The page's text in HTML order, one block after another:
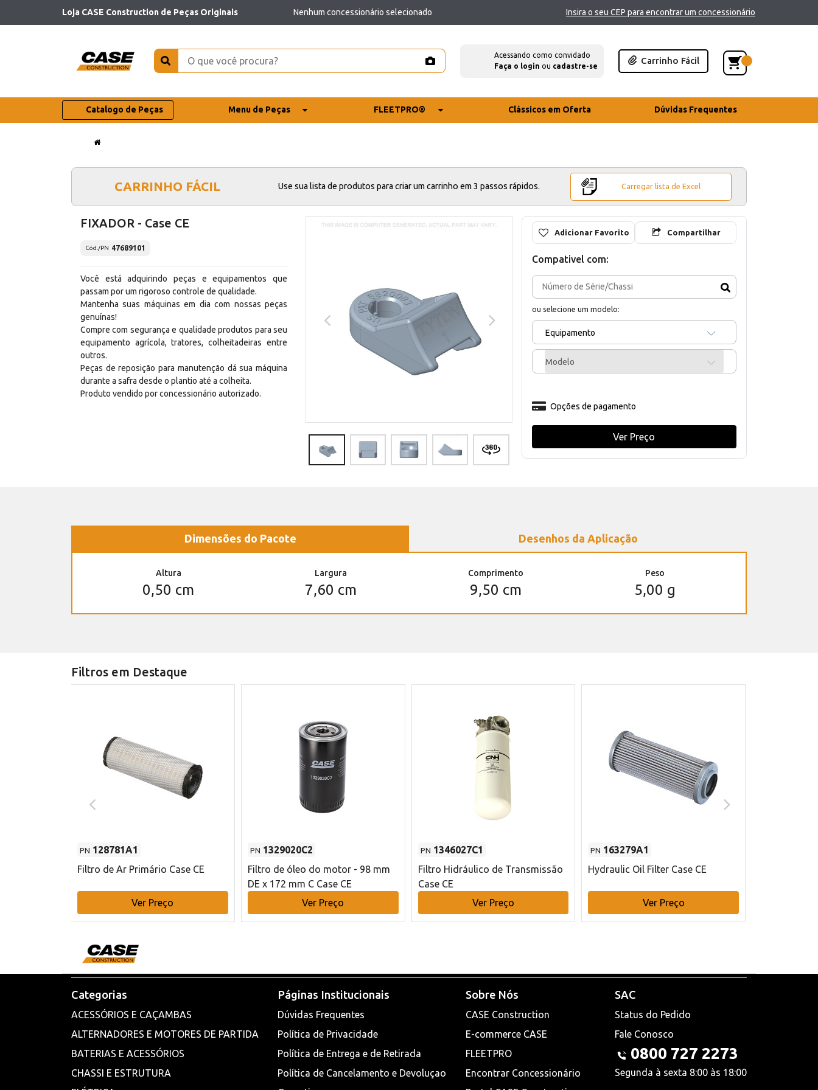
Loja CASE Construction de Peças Originais Nenhum concessionário selecionado Insira o seu CEP para encontrar um concessionário
Acessando como convidado
Faça o login ou cadastre-se
Carrinho Fácil
Catalogo de Peças Menu de Peças FLEETPRO® Clássicos em Oferta Dúvidas Frequentes
CARRINHO FÁCIL Use sua lista de produtos para criar um carrinho em 3 passos rápidos. Carregar lista de Excel
FIXADOR - Case CE
Cód./PN 47689101
Você está adquirindo peças e equipamentos que
passam por um rigoroso controle de qualidade.
Mantenha suas máquinas em dia com nossas peças
genuínas!
Compre com segurança e qualidade produtos para seu
equipamento agrícola, tratores, colheitadeiras entre
outros.
Peças de reposição para manutenção dá sua máquina
durante a safra desde o plantio até a colheita.
Produto vendido por concessionário autorizado.
Adicionar Favorito Compartilhar
Compativel com:
ou selecione um modelo:
Equipamento
Modelo
Opções de pagamento
Ver Preço
Dimensões do Pacote Desenhos da Aplicação
Altura
0,50 cm
Largura
7,60 cm
Comprimento
9,50 cm
Peso
5,00 g
Filtros em Destaque
PN 128781A1
Filtro de Ar Primário Case CE
Ver Preço
PN 1329020C2
Filtro de óleo do motor - 98 mm
DE x 172 mm C Case CE
Ver Preço
PN 1346027C1
Filtro Hidráulico de Transmissão
Case CE
Ver Preço
PN 163279A1
Hydraulic Oil Filter Case CE
Ver Preço
Categorias
ACESSÓRIOS E CAÇAMBAS
ALTERNADORES E MOTORES DE PARTIDA
BATERIAS E ACESSÓRIOS
CHASSI E ESTRUTURA
Páginas Institucionais
Dúvidas Frequentes
Política de Privacidade
Política de Entrega e de Retirada
Política de Cancelamento e Devoluçao
Sobre Nós
CASE Construction
E-commerce CASE
FLEETPRO
Encontrar Concessionário
SAC
Status do Pedido
Fale Conosco
0800 727 2273
Segunda à sexta 8:00 às 18:00